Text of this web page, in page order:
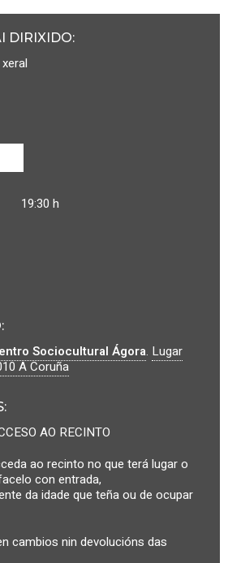
DIRIXIDO:
19:30 h
Sociocultural Ágora. Lugar
A Coruña
:
AO RECINTO
ao recinto no que terá lugar o
con entrada,
da idade que teña ou de ocupar
cambios nin devolucións das